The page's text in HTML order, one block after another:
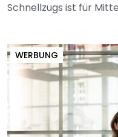
Schnellzugs ist für
WERBUNG